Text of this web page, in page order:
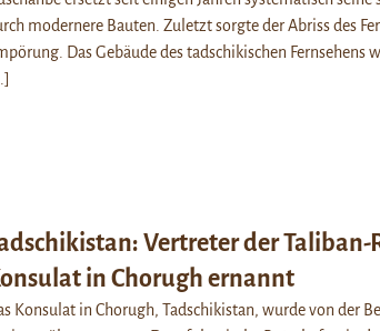
modernere Bauten. Zuletzt sorgte der Abriss des
Das Gebäude des tadschikischen Fernsehens
Vertreter der Taliban-
in Chorugh ernannt
Konsulat in Chorugh, Tadschikistan, wurde von der